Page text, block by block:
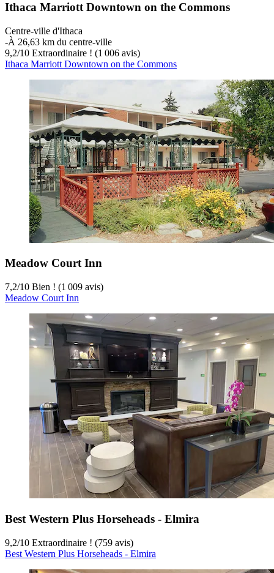
Ithaca Marriott Downtown on the Commons
Centre-ville d'Ithaca
‐À 26,63 km du centre-ville
9,2/10 Extraordinaire ! (1 006 avis)
Ithaca Marriott Downtown on the Commons
Meadow Court Inn
7,2/10 Bien ! (1 009 avis)
Meadow Court Inn
Best Western Plus Horseheads - Elmira
9,2/10 Extraordinaire ! (759 avis)
Best Western Plus Horseheads - Elmira